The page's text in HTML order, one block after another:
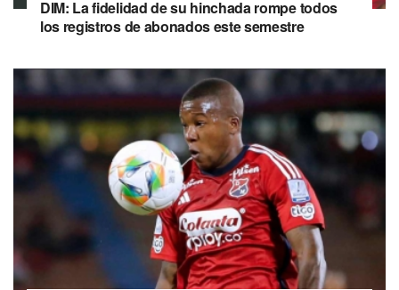
DIM: La fidelidad de su hinchada rompe todos
los registros de abonados este semestre